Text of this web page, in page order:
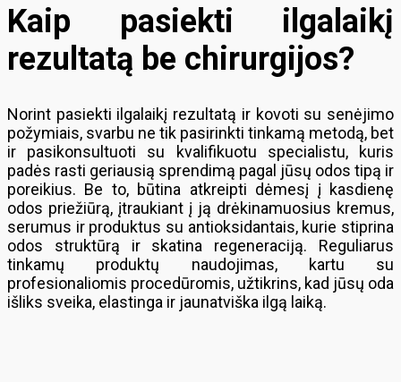
Kaip pasiekti ilgalaikį
rezultatą be chirurgijos?
Norint pasiekti ilgalaikį rezultatą ir kovoti su senėjimo
požymiais, svarbu ne tik pasirinkti tinkamą metodą, bet
ir pasikonsultuoti su kvalifikuotu specialistu, kuris
padės rasti geriausią sprendimą pagal jūsų odos tipą ir
poreikius. Be to, būtina atkreipti dėmesį į kasdienę
odos priežiūrą, įtraukiant į ją drėkinamuosius kremus,
serumus ir produktus su antioksidantais, kurie stiprina
odos struktūrą ir skatina regeneraciją. Reguliarus
tinkamų produktų naudojimas, kartu su
profesionaliomis procedūromis, užtikrins, kad jūsų oda
išliks sveika, elastinga ir jaunatviška ilgą laiką.